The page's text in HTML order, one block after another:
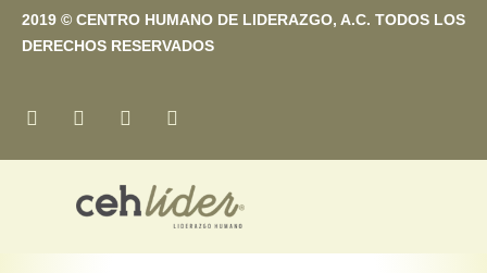
2019 © CENTRO HUMANO DE LIDERAZGO, A.C. TODOS LOS
DERECHOS RESERVADOS